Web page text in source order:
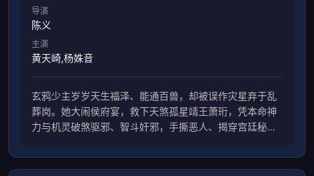
导演
陈义
主演
黄天崎,杨姝音
玄鸦少主岁岁天生福泽、能通百兽，却被误作灾星弃于乱
葬岗。她大闹侯府宴，救下天煞孤星靖王萧珩，凭本命神
力与机灵破煞驱邪、智斗奸邪，手撕恶人、揭穿宫廷秘
转天命。